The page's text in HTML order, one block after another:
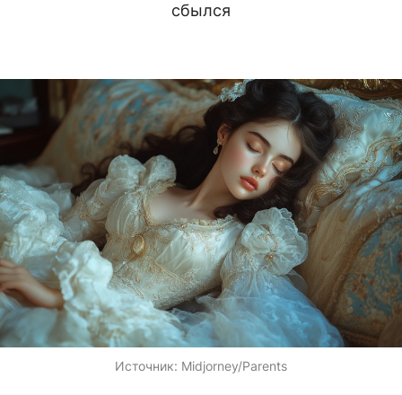
сбылся
Источник: Midjorney/Parents